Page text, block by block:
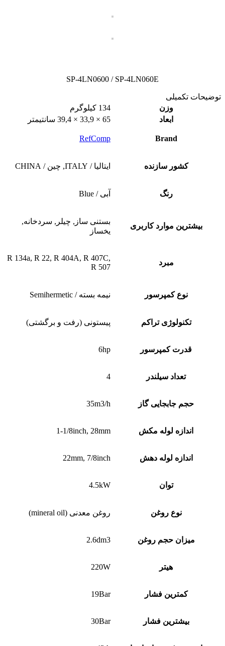
SP-4LN0600 / SP-4LN060E
توضیحات تکمیلی
وزن
134 کیلوگرم
ابعاد
65 × 33,9 × 39,4 سانتیمتر
Brand
RefComp
کشور سازنده ایتالیا / ITALY, چین / CHINA
رنگ آبی / Blue
بیشترین موارد کاربری
بستنی ساز, چیلر, سردخانه,
یخساز
مبرد
R 134a, R 22, R 404A, R 407C,
R 507
نوع کمپرسور نیمه بسته / Semihermetic
تکنولوژی تراکم پیستونی (رفت و برگشتی)
قدرت کمپرسور 6hp
تعداد سیلندر 4
حجم جابجایی گاز 35m3/h
اندازه لوله مکش 1-1/8inch, 28mm
اندازه لوله دهش 22mm, 7/8inch
توان 4.5kW
نوع روغن روغن معدنی (mineral oil)
میزان حجم روغن 2.6dm3
هیتر 220W
کمترین فشار 19Bar
بیشترین فشار 30Bar